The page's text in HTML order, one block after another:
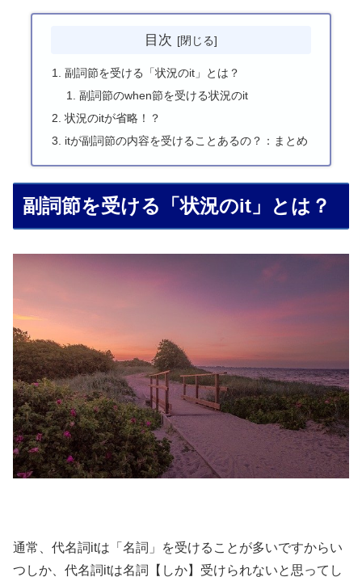
目次
副詞節を受ける「状況のit」とは？
副詞節のwhen節を受ける状況のit
状況のitが省略！？
itが副詞節の内容を受けることあるの？：まとめ
副詞節を受ける「状況のit」とは？
通常、代名詞itは「名詞」を受けることが多いですからい
つしか、代名詞itは名詞【しか】受けられないと思ってし